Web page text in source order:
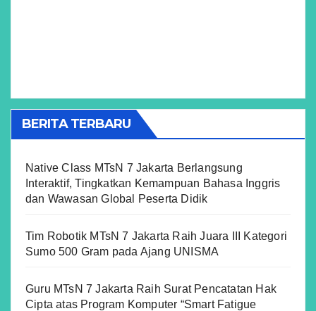
BERITA TERBARU
Native Class MTsN 7 Jakarta Berlangsung
Interaktif, Tingkatkan Kemampuan Bahasa Inggris
dan Wawasan Global Peserta Didik
Tim Robotik MTsN 7 Jakarta Raih Juara III Kategori
Sumo 500 Gram pada Ajang UNISMA
Guru MTsN 7 Jakarta Raih Surat Pencatatan Hak
Cipta atas Program Komputer “Smart Fatigue